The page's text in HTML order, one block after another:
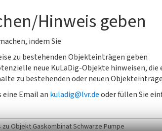
Hinweis geben
indem Sie
zu bestehenden Objekteinträgen geben
neue KuLaDig-Objekte hinweisen,
zu bestehenden oder neuen
eine Email an kuladig@lvr.deoder füllen Sie